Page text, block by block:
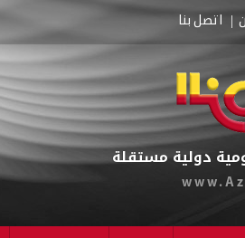
اتصل بنا
دولية مستقلة